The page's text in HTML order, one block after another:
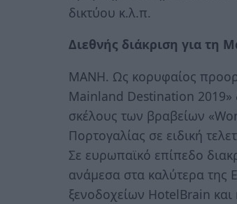
δικτύου κ.λ.π.
Διεθνής διάκριση για τη
ΜΑΝΗ. Ως κορυφαίος
Mainland Destination 2019»
σκέλους των βραβείων
Πορτογαλίας σε ειδική
Σε ευρωπαϊκό επίπεδο
ανάμεσα στα καλύτερα της
ξενοδοχείων HotelBrain